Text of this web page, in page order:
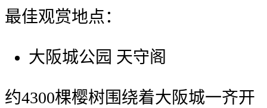
最佳观赏地点：
大阪城公园 天守阁
约4300棵樱树围绕着大阪城一齐开